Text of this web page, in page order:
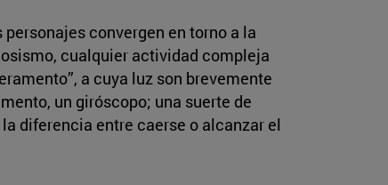
convergen en torno a la
cualquier actividad compleja
a cuya luz son brevemente
un giróscopo; una suerte de
diferencia entre caerse o alcanzar el